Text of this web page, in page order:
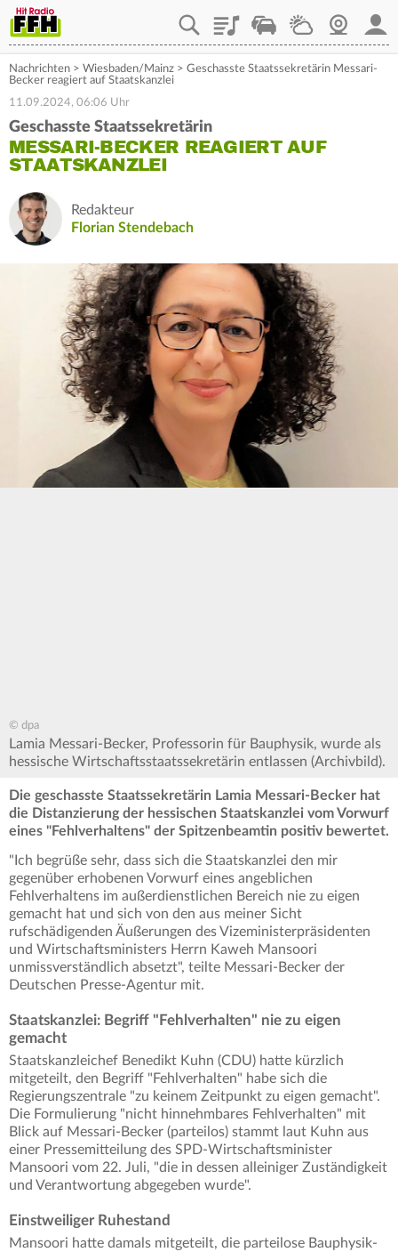
PlaylistStaupilotWetterWebcam
Nachrichten > Wiesbaden/Mainz > Geschasste Staatssekretärin Messari-
Becker reagiert auf Staatskanzlei
11.09.2024, 06:06 Uhr
Geschasste Staatssekretärin
MESSARI-BECKER REAGIERT AUF
STAATSKANZLEI
Redakteur
Florian Stendebach
© dpa
Lamia Messari-Becker, Professorin für Bauphysik, wurde als
hessische Wirtschaftsstaatssekretärin entlassen (Archivbild).
Die geschasste Staatssekretärin Lamia Messari-Becker hat
die Distanzierung der hessischen Staatskanzlei vom Vorwurf
eines "Fehlverhaltens" der Spitzenbeamtin positiv bewertet.
"Ich begrüße sehr, dass sich die Staatskanzlei den mir
gegenüber erhobenen Vorwurf eines angeblichen
Fehlverhaltens im außerdienstlichen Bereich nie zu eigen
gemacht hat und sich von den aus meiner Sicht
rufschädigenden Äußerungen des Vizeministerpräsidenten
und Wirtschaftsministers Herrn Kaweh Mansoori
unmissverständlich absetzt", teilte Messari-Becker der
Deutschen Presse-Agentur mit.
Staatskanzlei: Begriff "Fehlverhalten" nie zu eigen
gemacht
Staatskanzleichef Benedikt Kuhn (CDU) hatte kürzlich
mitgeteilt, den Begriff "Fehlverhalten" habe sich die
Regierungszentrale "zu keinem Zeitpunkt zu eigen gemacht".
Die Formulierung "nicht hinnehmbares Fehlverhalten" mit
Blick auf Messari-Becker (parteilos) stammt laut Kuhn aus
einer Pressemitteilung des SPD-Wirtschaftsminister
Mansoori vom 22. Juli, "die in dessen alleiniger Zuständigkeit
und Verantwortung abgegeben wurde".
Einstweiliger Ruhestand
Mansoori hatte damals mitgeteilt, die parteilose Bauphysik-